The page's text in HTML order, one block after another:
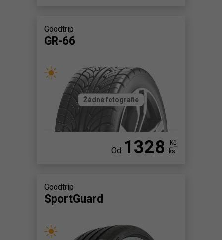
Goodtrip
GR-66
Žádné fotografie
Od 1328
Kč
ks
Goodtrip
SportGuard